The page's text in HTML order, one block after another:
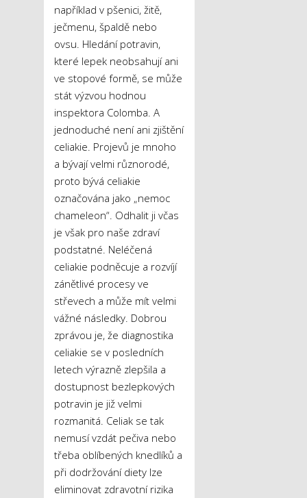
například v pšenici, žitě,
ječmenu, špaldě nebo
ovsu. Hledání potravin,
které lepek neobsahují ani
ve stopové formě, se může
stát výzvou hodnou
inspektora Colomba. A
jednoduché není ani zjištění
celiakie. Projevů je mnoho
a bývají velmi různorodé,
proto bývá celiakie
označována jako „nemoc
chameleon“. Odhalit ji včas
je však pro naše zdraví
podstatné. Neléčená
celiakie podněcuje a rozvíjí
zánětlivé procesy ve
střevech a může mít velmi
vážné následky. Dobrou
zprávou je, že diagnostika
celiakie se v posledních
letech výrazně zlepšila a
dostupnost bezlepkových
potravin je již velmi
rozmanitá. Celiak se tak
nemusí vzdát pečiva nebo
třeba oblíbených knedlíků a
při dodržování diety lze
eliminovat zdravotní rizika